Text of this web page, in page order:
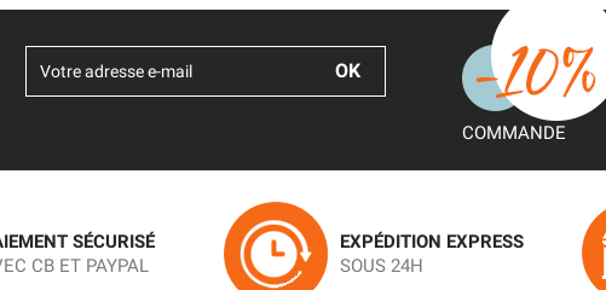
COMMANDE
SÉCURISÉ
CB ET PAYPAL
EXPÉDITION EXPRESS
SOUS 24H